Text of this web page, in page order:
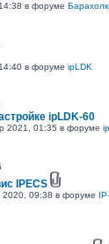
в форуме
в форуме ipLDK
ipLDK-60
2021, 01:35 в форуме
IPECS
2020, 09:38 в форуме